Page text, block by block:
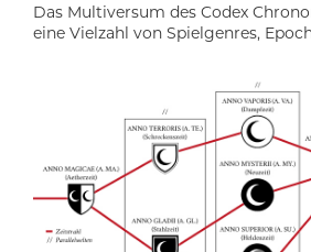
Das Multiversum des Codex
eine Vielzahl von Spielgenres,